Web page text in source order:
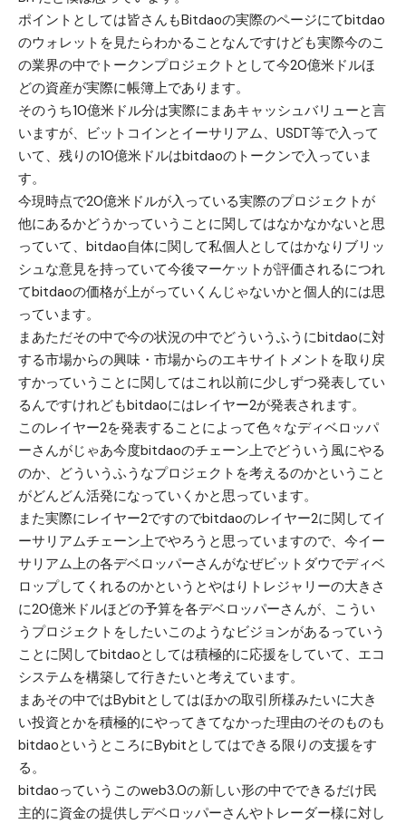
ポイントとしては皆さんもBitdaoの実際のページにてbitdao
のウォレットを見たらわかることなんですけども実際今のこ
の業界の中でトークンプロジェクトとして今20億米ドルほ
どの資産が実際に帳簿上であります。
そのうち10億米ドル分は実際にまあキャッシュバリューと言
いますが、ビットコインとイーサリアム、USDT等で入って
いて、残りの10億米ドルはbitdaoのトークンで入っていま
す。
今現時点で20億米ドルが入っている実際のプロジェクトが
他にあるかどうかっていうことに関してはなかなかないと思
っていて、bitdao自体に関して私個人としてはかなりブリッ
シュな意見を持っていて今後マーケットが評価されるにつれ
てbitdaoの価格が上がっていくんじゃないかと個人的には思
っています。
まあただその中で今の状況の中でどういうふうにbitdaoに対
する市場からの興味・市場からのエキサイトメントを取り戻
すかっていうことに関してはこれ以前に少しずつ発表してい
るんですけれどもbitdaoにはレイヤー2が発表されます。
このレイヤー2を発表することによって色々なディベロッパ
ーさんがじゃあ今度bitdaoのチェーン上でどういう風にやる
のか、どういうふうなプロジェクトを考えるのかということ
がどんどん活発になっていくかと思っています。
また実際にレイヤー2ですのでbitdaoのレイヤー2に関してイ
ーサリアムチェーン上でやろうと思っていますので、今イー
サリアム上の各デベロッパーさんがなぜビットダウでディベ
ロップしてくれるのかというとやはりトレジャリーの大きさ
に20億米ドルほどの予算を各デベロッパーさんが、こうい
うプロジェクトをしたいこのようなビジョンがあるっていう
ことに関してbitdaoとしては積極的に応援をしていて、エコ
システムを構築して行きたいと考えています。
まあその中ではBybitとしてはほかの取引所様みたいに大き
い投資とかを積極的にやってきてなかった理由のそのものも
bitdaoというところにBybitとしてはできる限りの支援をす
る。
bitdaoっていうこのweb3.0の新しい形の中でできるだけ民
主的に資金の提供しデベロッパーさんやトレーダー様に対し